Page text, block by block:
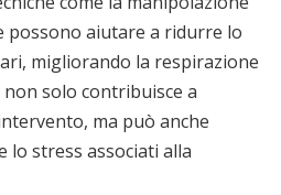
possono aiutare a ridurre lo
migliorando la respirazione
solo contribuisce a
ma può anche
lo stress associati alla